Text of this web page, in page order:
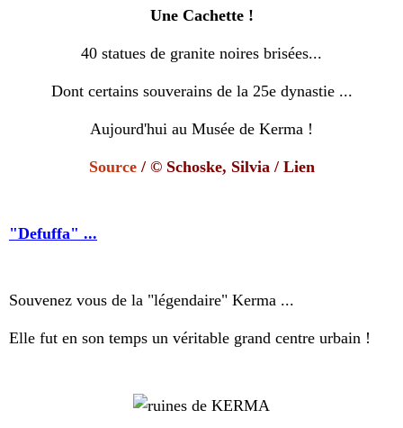
Une Cachette !
40 statues de granite noires brisées...
Dont certains souverains de la 25e dynastie ...
Aujourd'hui au Musée de Kerma !
Source/ © Schoske, Silvia / Lien
"Defuffa" ...
Souvenez vous de la "légendaire" Kerma ...
Elle fut en son temps un véritable grand centre urbain !